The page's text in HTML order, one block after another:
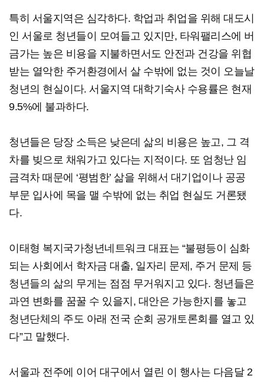
특히 서울지역은 심각하다. 학업과 취업을 위해 대도시
인 서울로 청년들이 모여들고 있지만, 타워팰리스에 버
금가는 높은 비용을 지불하면서도 안전과 건강을 위협
받는 열악한 주거환경에서 살 수밖에 없는 것이 오늘날
청년의 현실이다. 서울지역 대학기숙사 수용률은 현재
9.5%에 불과하다.
청년들은 당장 소득은 낮은데 삶의 비용은 높고, 그 격
차를 빚으로 채워가고 있다는 지적이다. 또 엄청난 임
금격차 때문에 ‘평범한’ 삶을 위해서 대기업이나 공공
부문 입사에 목을 맬 수밖에 없는 취업 현실도 거론됐
다.
이태형 복지국가청년네트워크 대표는 “불평등이 심화
되는 사회에서 학자금 대출, 일자리 문제, 주거 문제 등
청년들의 삶의 무게는 점점 무거워지고 있다. 청년들은
과연 변화를 꿈꿀 수 있을지, 대안은 가능한지를 놓고
청년단체의 주도 아래 전국 순회 공개토론회를 열고 있
다”고 말했다.
서울과 전주에 이어 대구에서 열린 이 행사는 다음달 2